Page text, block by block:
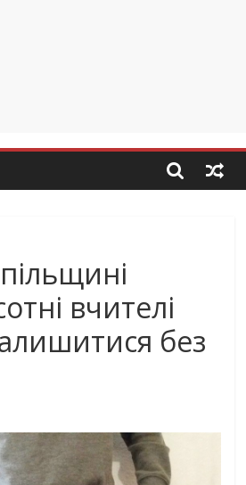
вчителі
без